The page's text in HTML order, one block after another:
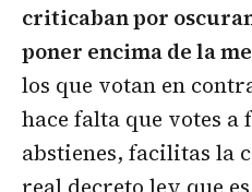
criticaban por
poner encima de la
los que votan en
hace falta que votes a
abstienes, facilitas la